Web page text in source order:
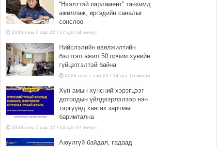
“Нээлттэй парламент” танхимд
ажиллаж, иргэдийн саналыг
сонслоо
2026 оны 7 сар 22 / 17 цаг 04 минут
Нийслэлийн өвөлжилтийн
бэлтгэл ажил 50 орчим хувийн
гүйцэтгэлтэй байна
2026 оны 7 сар 22 / 14 цаг 15 минут
Хүн амын хүнсний хэрэгцээг
дотоодын үйлдвэрлэлээр нэн
тэргүүнд хангах зарчмыг
баримтална
2026 оны 7 сар 22 / 14 цаг 07 минут
Аюулгүй байдал, гадаад